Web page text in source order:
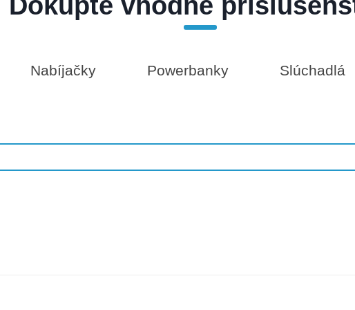
Nabíjačky Powerbanky Slúchadlá